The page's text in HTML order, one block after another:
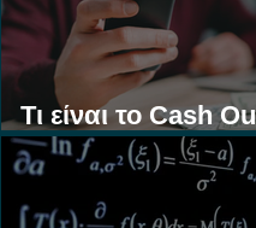
Τι είναι το Cash
Στοίχημα;